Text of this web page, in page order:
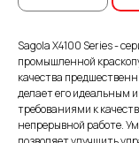
Sagola X4100 Series -
промышленной
качества
делает его идеальным
требованиями к
непрерывной работе.